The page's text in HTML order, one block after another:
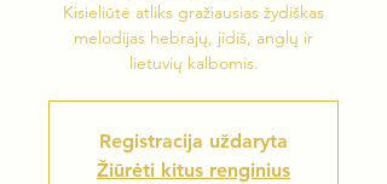
Kisieliūtė atliks gražiausias žydiškas
melodijas hebrajų, jidiš, anglų ir
lietuvių kalbomis.
Registracija uždaryta
Žiūrėti kitus renginius